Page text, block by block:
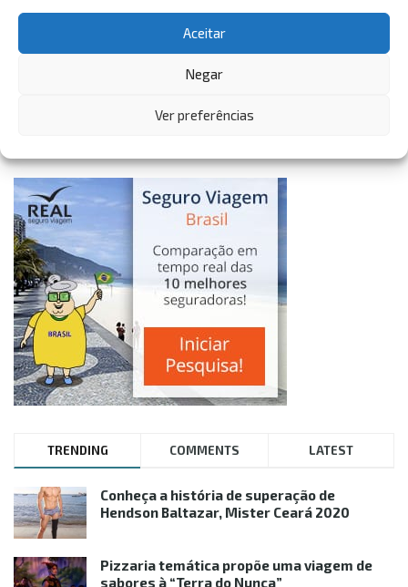
Aceitar
Negar
Ver preferências
TRENDING COMMENTS LATEST
Conheça a história de superação de
Hendson Baltazar, Mister Ceará 2020
Pizzaria temática propõe uma viagem de
sabores à “Terra do Nunca”